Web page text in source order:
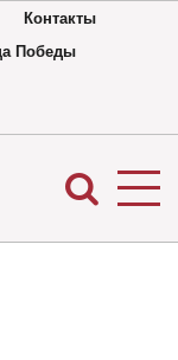
Контакты
Победы